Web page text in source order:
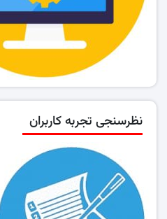
نظرسنجی تجربه کاربران